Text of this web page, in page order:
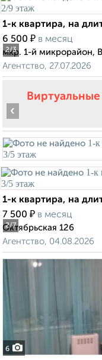
2/3
1-к квартира, на
6 500 ₽ в месяц
мкр. 1-й микрорайон,
Агентство, 27.07.2026
2/7
‹
1-к квартира, на
7 500 ₽ в месяц
Октябрьская 126
Агентство, 04.08.2026
6